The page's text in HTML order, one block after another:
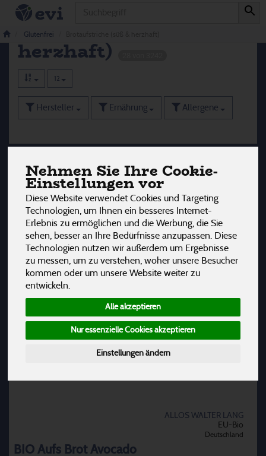
Nehmen Sie Ihre Cookie-
Einstellungen vor
Diese Website verwendet Cookies und Targeting
Technologien, um Ihnen ein besseres Internet-
Erlebnis zu ermöglichen und die Werbung, die Sie
sehen, besser an Ihre Bedürfnisse anzupassen. Diese
Technologien nutzen wir außerdem um Ergebnisse
zu messen, um zu verstehen, woher unsere Besucher
kommen oder um unsere Website weiter zu
entwickeln.
Alle akzeptieren
Nur essenzielle Cookies akzeptieren
Einstellungen ändern
Glutenfrei
Brotaufstriche (süß &
herzhaft)
12
Hersteller Ernährung Allergene
ALLOS WALTER LANG
EU-Bio
Deutschland
BIO Aufs Brot Avocado